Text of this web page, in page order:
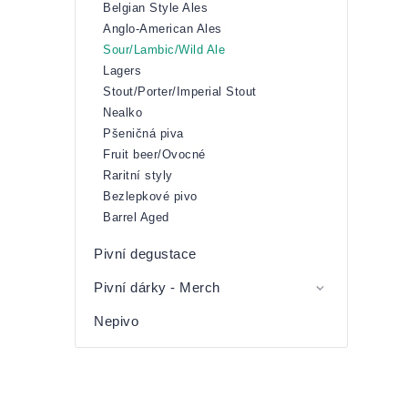
Belgian Style Ales
Anglo-American Ales
Sour/Lambic/Wild Ale
Lagers
Stout/Porter/Imperial Stout
Nealko
Pšeničná piva
Fruit beer/Ovocné
Raritní styly
Bezlepkové pivo
Barrel Aged
Pivní degustace
Pivní dárky - Merch
Nepivo